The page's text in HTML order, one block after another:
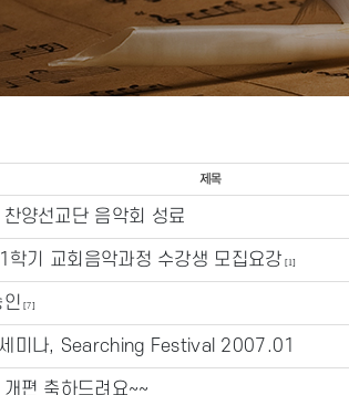
양선교단 음악회 성료
기 교회음악과정 수강생 모집요강 [1]
[7]
미나, Searching Festival 2007.01
편 축하드려요~~